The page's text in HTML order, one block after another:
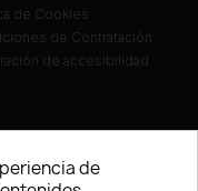
de Cookies
de Contratación
de accesibilidad
de